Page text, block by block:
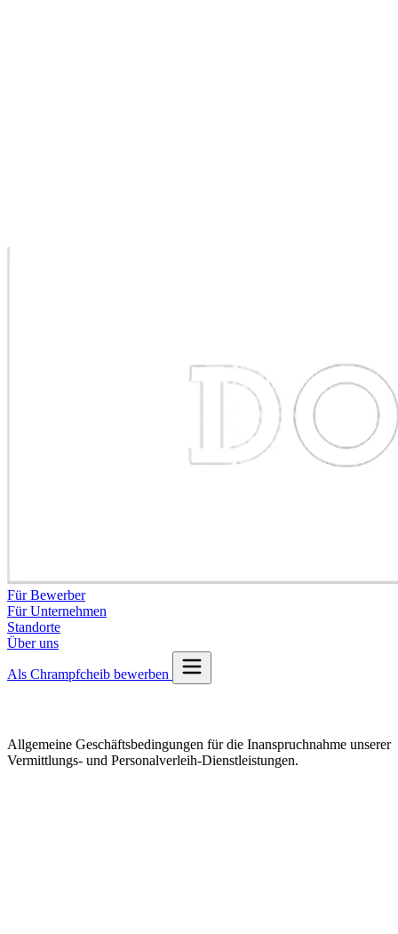
Für Bewerber
Für Unternehmen
Standorte
Über uns
Als Chrampfcheib bewerben
Allgemeine Geschäftsbedingungen für die Inanspruchnahme unserer
Vermittlungs- und Personalverleih-Dienstleistungen.